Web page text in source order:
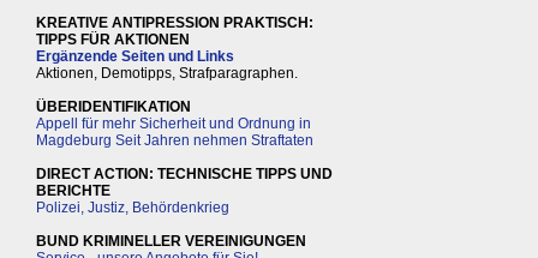
KREATIVE ANTIPRESSION PRAKTISCH:
TIPPS FÜR AKTIONEN
Ergänzende Seiten und Links
Aktionen, Demotipps, Strafparagraphen.
ÜBERIDENTIFIKATION
Appell für mehr Sicherheit und Ordnung in
Magdeburg Seit Jahren nehmen Straftaten
DIRECT ACTION: TECHNISCHE TIPPS UND
BERICHTE
Polizei, Justiz, Behördenkrieg
BUND KRIMINELLER VEREINIGUNGEN